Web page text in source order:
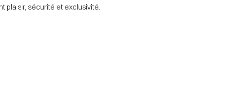
plaisir, sécurité et exclusivité.